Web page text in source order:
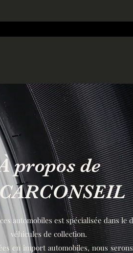
propos de
automobiles est spécialisée dans le
véhicules de collection.
en import automobiles,nous